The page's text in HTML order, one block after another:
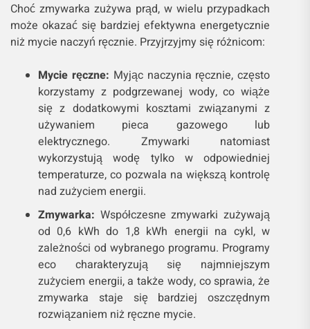
Choć zmywarka zużywa prąd, w wielu przypadkach
może okazać się bardziej efektywna energetycznie
niż mycie naczyń ręcznie. Przyjrzyjmy się różnicom:
Mycie ręczne: Myjąc naczynia ręcznie, często
korzystamy z podgrzewanej wody, co wiąże
się z dodatkowymi kosztami związanymi z
używaniem pieca gazowego lub
elektrycznego. Zmywarki natomiast
wykorzystują wodę tylko w odpowiedniej
temperaturze, co pozwala na większą kontrolę
nad zużyciem energii.
Zmywarka: Współczesne zmywarki zużywają
od 0,6 kWh do 1,8 kWh energii na cykl, w
zależności od wybranego programu. Programy
eco charakteryzują się najmniejszym
zużyciem energii, a także wody, co sprawia, że
zmywarka staje się bardziej oszczędnym
rozwiązaniem niż ręczne mycie.